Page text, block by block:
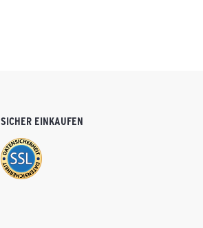
SICHER EINKAUFEN